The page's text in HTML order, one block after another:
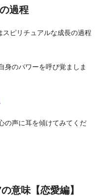
過程
ピリチュアルな成長の過程
身のパワーを呼び覚ましま
の声に耳を傾けてみてくだ
意味【恋愛編】